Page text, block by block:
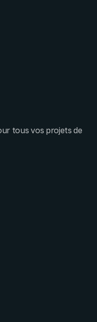
tous vos projets de